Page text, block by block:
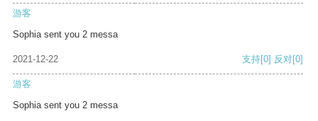
游客
Sophia sent you 2 messa
2021-12-22 支持[0] 反对[0]
游客
Sophia sent you 2 messa